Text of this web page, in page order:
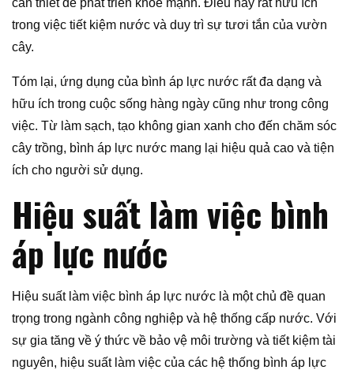
cần thiết để phát triển khỏe mạnh. Điều này rất hữu ích
trong việc tiết kiệm nước và duy trì sự tươi tắn của vườn
cây.
Tóm lại, ứng dụng của bình áp lực nước rất đa dạng và
hữu ích trong cuộc sống hàng ngày cũng như trong công
việc. Từ làm sạch, tạo không gian xanh cho đến chăm sóc
cây trồng, bình áp lực nước mang lại hiệu quả cao và tiện
ích cho người sử dụng.
Hiệu suất làm việc bình
áp lực nước
Hiệu suất làm việc bình áp lực nước là một chủ đề quan
trọng trong ngành công nghiệp và hệ thống cấp nước. Với
sự gia tăng về ý thức về bảo vệ môi trường và tiết kiệm tài
nguyên, hiệu suất làm việc của các hệ thống bình áp lực